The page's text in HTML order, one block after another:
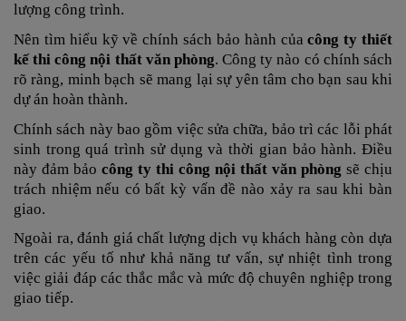
lượng công trình.
Nên tìm hiểu kỹ về chính sách bảo hành củacông ty thiết
kế thi công nội thất văn phòng. Công ty nào có chính sách
rõ ràng, minh bạch sẽ mang lại sự yên tâm cho bạn sau khi
dự án hoàn thành.
Chính sách này bao gồm việc sửa chữa, bảo trì các lỗi phát
sinh trong quá trình sử dụng và thời gian bảo hành. Điều
này đảm bảo công ty thi công nội thất văn phòng sẽ chịu
trách nhiệm nếu có bất kỳ vấn đề nào xảy ra sau khi bàn
giao.
Ngoài ra, đánh giá chất lượng dịch vụ khách hàng còn dựa
trên các yếu tố như khả năng tư vấn, sự nhiệt tình trong
việc giải đáp các thắc mắc và mức độ chuyên nghiệp trong
giao tiếp.